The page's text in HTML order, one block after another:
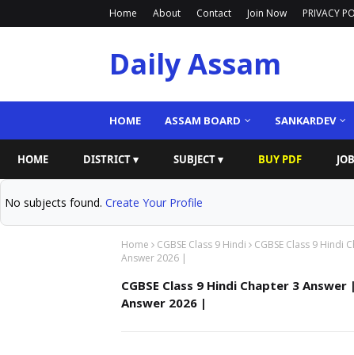
Home About Contact Join Now PRIVACY
Daily Assam
HOME ASSAM BOARD SANKARDEV
HOME DISTRICT ▾ SUBJECT ▾ BUY PDF
No subjects found. Create Your Profile
Home CGBSE Class 9 Hindi
CGBSE Class 9 Hindi
Answer 2026 |
CGBSE Class 9 Hindi Chapter 3
Answer 2026 |